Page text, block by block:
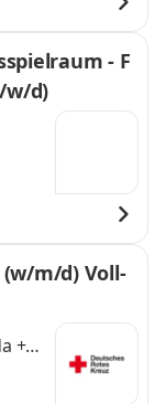
- F
w/d)
m/d) Voll-
+